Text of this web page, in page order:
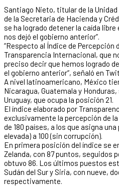
Santiago Nieto, titular de la
de la Secretaria de Hacienda y
se ha logrado detener la caída
nos dejó el gobierno anterior”.
“Respecto al Índice de Percepción
Transparencia Internacional, que
preciso decir que hemos logrado
el gobierno anterior“, señaló en
A nivel latinoamericano, México
Nicaragua, Guatemala y
Uruguay, que ocupa la posición 21.
El índice elaborado por
exclusivamente la percepción de
de 180 países, a los que asigna
elevada) a 100 (sin corrupción).
En primera posición del índice se
Zelanda, con 87 puntos, seguidos
obtuvo 86. Los últimos puestos
Sudán del Sur y Siria, con nueve,
respectivamente.